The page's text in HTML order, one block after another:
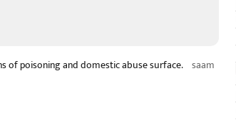
of poisoning and domestic abuse surface. saam